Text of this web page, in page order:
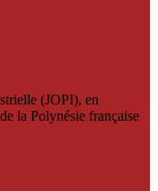
(JOPI), en
la Polynésie française